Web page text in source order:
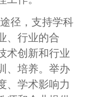
径，支持学科
、行业的合
术创新和行业
、培养。举办
、学术影响力